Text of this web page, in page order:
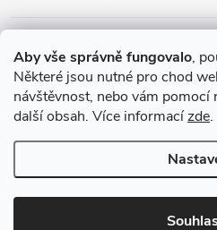
Aby vše správně fungovalo,
Některé jsou nutné pro chod
návštěvnost, nebo vám
další obsah. Více informacízde.
Instagram
Copyright 2026Relax-postele.cz.
nastavení